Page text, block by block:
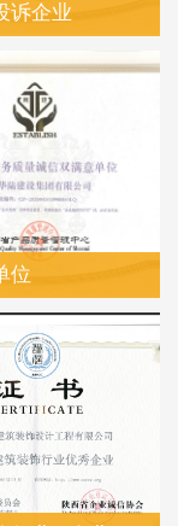
诉企业
位